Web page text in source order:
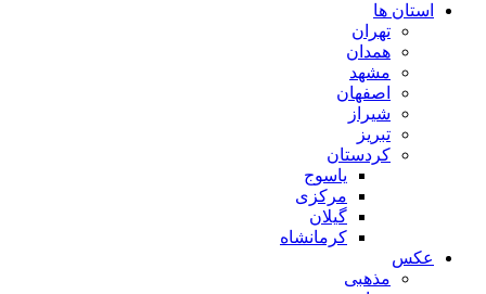
استان ها
تهران
همدان
مشهد
اصفهان
شیراز
تبریز
کردستان
یاسوج
مرکزی
گیلان
کرمانشاه
عکس
مذهبی